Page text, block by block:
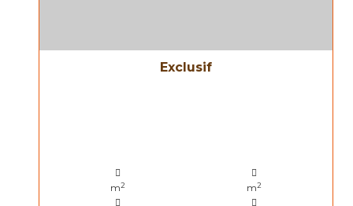
Exclusif
m2 m2